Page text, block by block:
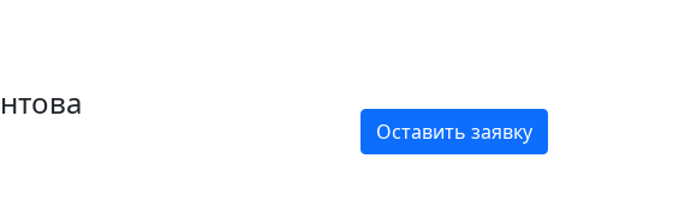
Оставить заявку